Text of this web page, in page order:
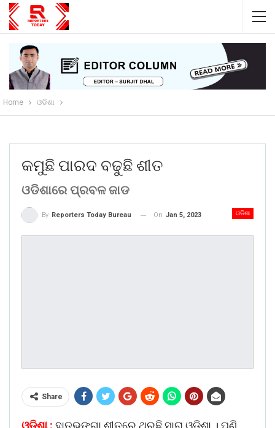
Home ଓଡିଶା
କମୁଛି ପାରଦ ବଢୁଛି ଶୀତ
ଓଡିଶାରେ ପ୍ରବଳ ଜାଡ
ଓଡିଶା
By Reporters Today Bureau On Jan 5, 2023
Share
ଓଡିଶା : ହାତଭଙ୍ଗା ଶୀତରେ ଥରୁଛି ସାରା ଓଡିଶା । ପୁଣି